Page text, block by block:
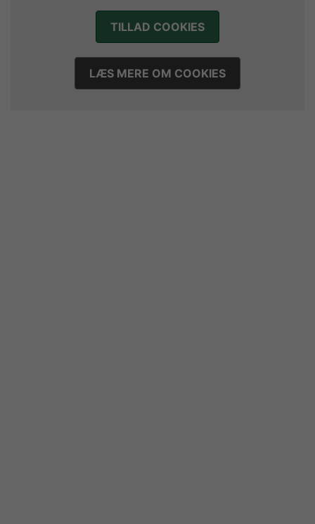
Marius Nørsøller udlejes til HØJ Elite
TILLAD COOKIES
LÆS MERE OM COOKIES